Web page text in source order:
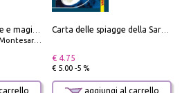
Amabili streghe. Arte e magie di Leonora Carrington e Remedios Varo
Carta delle spiagge della Sardegna. Con custodia
€ 4.75
€ 5.00 -5 %
aggiungi al carrello